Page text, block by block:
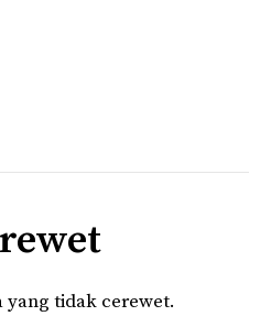
yang tidak cerewet.